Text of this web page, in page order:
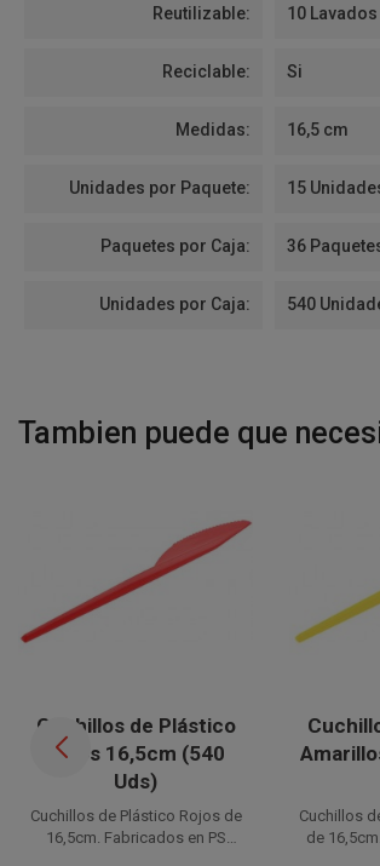
Reutilizable: 10 Lavados
Reciclable: Si
Medidas: 16,5 cm
Unidades por Paquete: 15
Paquetes por Caja: 36
Unidades por Caja: 540
Tambien puede que
Cuchillos de Plástico
Rojos 16,5cm (540
Uds)
Cuchillos de Plástico Rojos de
16,5cm. Fabricados en PS
Cuchillos
de